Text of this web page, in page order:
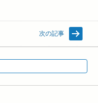
次の記事